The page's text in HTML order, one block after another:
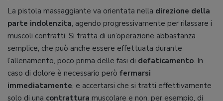
La pistola massaggiante va orientata nella direzione della
parte indolenzita, agendo progressivamente per rilassare i
muscoli contratti. Si tratta di un’operazione abbastanza
semplice, che può anche essere effettuata durante
l’allenamento, poco prima delle fasi di defaticamento. In
caso di dolore è necessario però fermarsi
immediatamente, e accertarsi che si tratti effettivamente
solo di una contrattura muscolare e non, per esempio, di